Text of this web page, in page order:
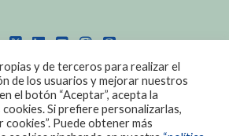
DE COOKIES|AVISO LEGAL
DISEÑO: DIAN SISTEMAS
y de terceros para realizar el
de los usuarios y mejorar nuestros
el botón “Aceptar”, acepta la
Si prefiere personalizarlas,
cookies”. Puede obtener más